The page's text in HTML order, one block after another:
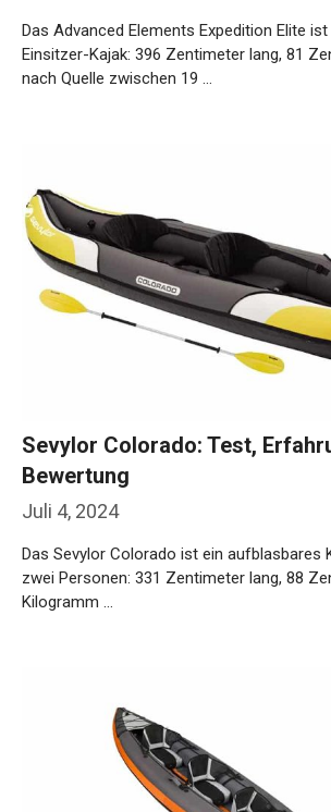
Das Advanced Elements Expedition Elite
Einsitzer-Kajak: 396 Zentimeter lang, 81
nach Quelle zwischen 19 …
Juli 4, 2024
Sevylor Colorado: Test,
Bewertung
Das Sevylor Colorado ist ein aufblasbares
zwei Personen: 331 Zentimeter lang, 88
Kilogramm …